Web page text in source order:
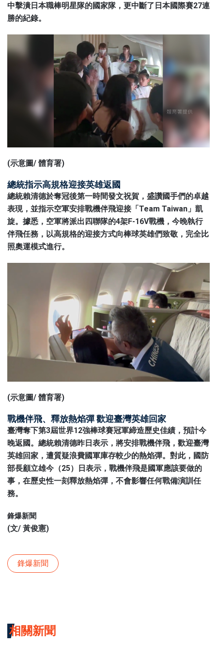
中擊潰日本職棒明星隊的國家隊，更中斷了日本國際賽27連
勝的紀錄。
(示意圖/ 體育署)
總統指示高規格迎接英雄返國
總統賴清德於奪冠後第一時間發文祝賀，盛讚國手們的卓越
表現，並指示空軍安排戰機伴飛迎接「Team Taiwan」凱
旋。據悉，空軍將派出四聯隊的4架F-16V戰機，今晚執行
伴飛任務，以高規格的迎接方式向棒球英雄們致敬，完全比
照奧運模式進行。
(示意圖/ 體育署)
戰機伴飛、釋放熱焰彈 歡迎臺灣英雄回家
臺灣奪下第3屆世界12強棒球賽冠軍締造歷史佳績，預計今
晚返國。總統賴清德昨日表示，將安排戰機伴飛，歡迎臺灣
英雄回家，遭質疑浪費國軍庫存較少的熱焰彈。對此，國防
部長顧立雄今（25）日表示，戰機伴飛是國軍應該要做的
事，在歷史性一刻釋放熱焰彈，不會影響任何戰備演訓任
務。
鋒爆新聞
(文/ 黃俊憲)
鋒爆新聞
相關新聞